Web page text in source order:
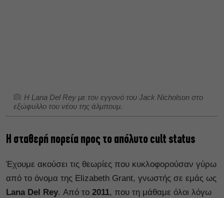
Η Lana Del Rey με τον εγγονό του Jack Nicholson στο
εξώφυλλο του νέου της άλμπουμ.
Η σταθερή πορεία προς το απόλυτο cult status
Έχουμε ακούσει τις θεωρίες που κυκλοφορούσαν γύρω
από το όνομα της Elizabeth Grant, γνωστής σε εμάς ως
Lana Del Rey. Από το 2011, που τη μάθαμε όλοι λόγω